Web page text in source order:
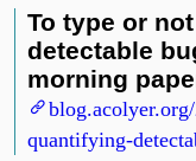
To type or
detectable
morning
quantifying-